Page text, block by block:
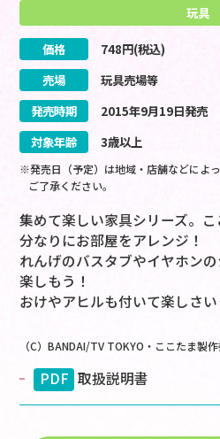
玩具
価格 748円(税込)
売場
玩具売場等
発売時期
2015年9月19日発売
対象年齢
3歳以上
※発売日（予定）は地域・店舗などによ
ご了承ください。
集めて楽しい家具シリーズ。
分なりにお部屋をアレンジ！
れんげのバスタブやイヤホン
楽しもう！
おけやアヒルも付いて楽しさい
（C）BANDAI/TV TOKYO・ここたま製
PDF 取扱説明書